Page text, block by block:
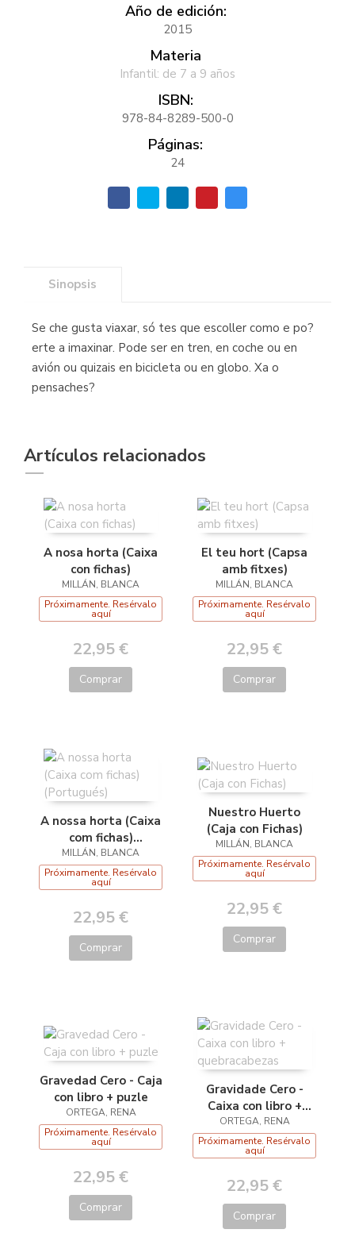
Año de edición:
2015
Materia
Infantil: de 7 a 9 años
ISBN:
978-84-8289-500-0
Páginas:
24
Sinopsis
Se che gusta viaxar, só tes que escoller como e po?
erte a imaxinar. Pode ser en tren, en coche ou en
avión ou quizais en bicicleta ou en globo. Xa o
pensaches?
Artículos relacionados
A nosa horta (Caixa
con fichas)
MILLÁN, BLANCA
Próximamente. Resérvalo
aquí
22,95 €
Comprar
El teu hort (Capsa
amb fitxes)
MILLÁN, BLANCA
Próximamente. Resérvalo
aquí
22,95 €
Comprar
A nossa horta (Caixa
com fichas)
(Portugués)
MILLÁN, BLANCA
Próximamente. Resérvalo
aquí
22,95 €
Comprar
Nuestro Huerto
(Caja con Fichas)
MILLÁN, BLANCA
Próximamente. Resérvalo
aquí
22,95 €
Comprar
Gravedad Cero - Caja
con libro + puzle
ORTEGA, RENA
Próximamente. Resérvalo
aquí
22,95 €
Comprar
Gravidade Cero -
Caixa con libro +
quebracabezas
ORTEGA, RENA
Próximamente. Resérvalo
aquí
22,95 €
Comprar